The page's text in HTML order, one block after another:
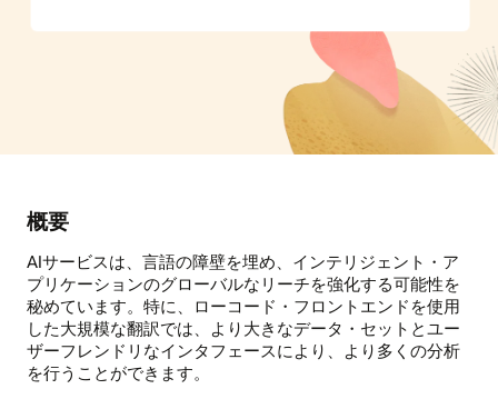
概要
AIサービスは、言語の障壁を埋め、インテリジェント・ア
プリケーションのグローバルなリーチを強化する可能性を
秘めています。特に、ローコード・フロントエンドを使用
した大規模な翻訳では、より大きなデータ・セットとユー
ザーフレンドリなインタフェースにより、より多くの分析
を行うことができます。